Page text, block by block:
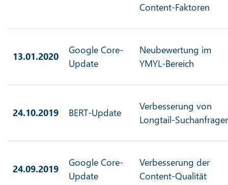
Content-Faktoren
13.01.2020
Google Core-
Update
Neubewertung im
YMYL-Bereich
24.10.2019 BERT-Update
Verbesserung von
Longtail-
24.09.2019
Google Core-
Update
Verbesserung der
Content-Qualität